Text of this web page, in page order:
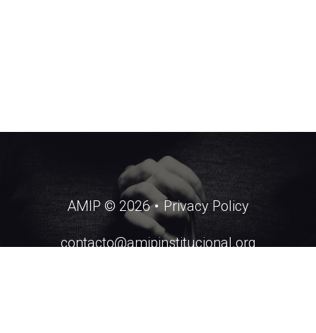
AMIP © 2026 Privacy Policy
contacto@amipinstitucional.org